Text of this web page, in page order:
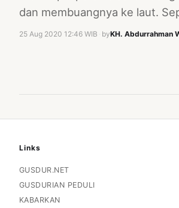
dan membuangnya ke laut.
25 Aug 2020 12:46 WIB byKH. Abdurrahman
Links
GUSDUR.NET
GUSDURIAN PEDULI
KABARKAN